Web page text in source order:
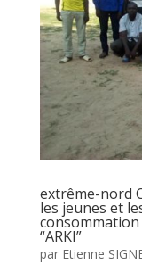
extrême-nord
les jeunes et
“ARKI”
par Etienne